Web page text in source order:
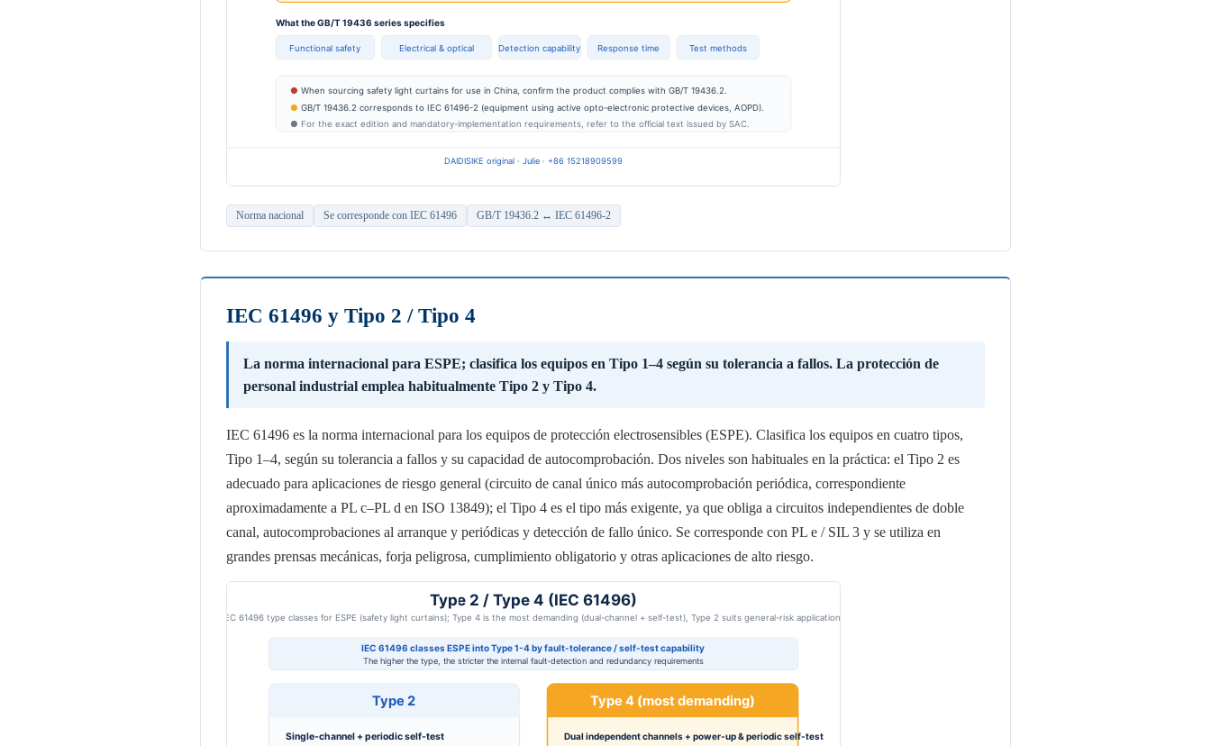
Norma nacional Se corresponde con IEC 61496 GB/T 19436.2 ↔ IEC 61496-2
IEC 61496 y Tipo 2 / Tipo 4
La norma internacional para ESPE; clasifica los equipos en Tipo 1–4 según su tolerancia a fallos. La protección de
personal industrial emplea habitualmente Tipo 2 y Tipo 4.
IEC 61496 es la norma internacional para los equipos de protección electrosensibles (ESPE). Clasifica los equipos en cuatro tipos,
Tipo 1–4, según su tolerancia a fallos y su capacidad de autocomprobación. Dos niveles son habituales en la práctica: el Tipo 2 es
adecuado para aplicaciones de riesgo general (circuito de canal único más autocomprobación periódica, correspondiente
aproximadamente a PL c–PL d en ISO 13849); el Tipo 4 es el tipo más exigente, ya que obliga a circuitos independientes de doble
canal, autocomprobaciones al arranque y periódicas y detección de fallo único. Se corresponde con PL e / SIL 3 y se utiliza en
grandes prensas mecánicas, forja peligrosa, cumplimiento obligatorio y otras aplicaciones de alto riesgo.